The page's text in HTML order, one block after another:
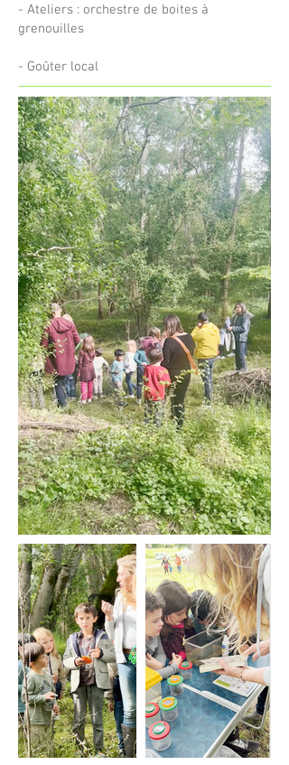
- Ateliers : orchestre de boites à
grenouilles
- Goûter local